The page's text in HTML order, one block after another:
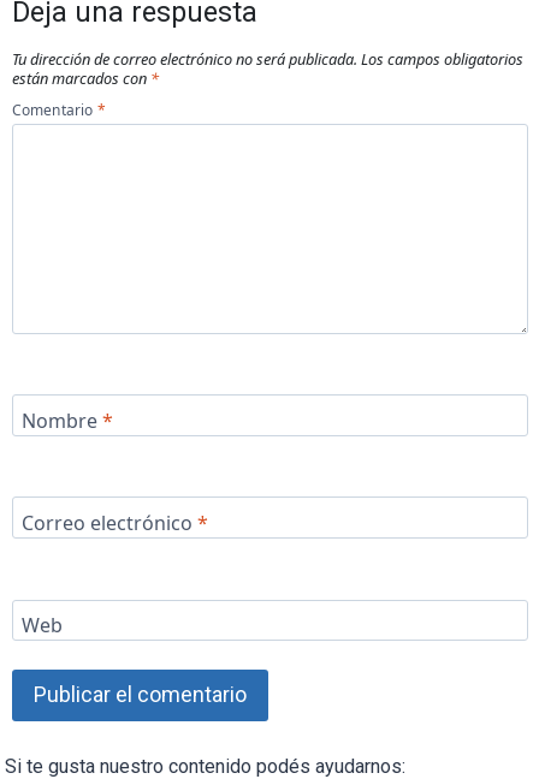
Deja una respuesta
Tu dirección de correo electrónico no será publicada. Los campos obligatorios
están marcados con *
Comentario *
Nombre*
Correo electrónico *
Web
Si te gusta nuestro contenido podés ayudarnos: